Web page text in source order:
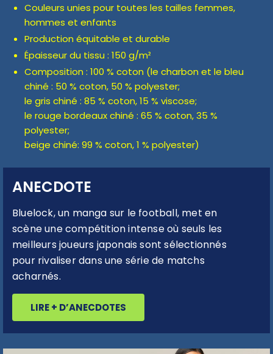
Couleurs unies pour toutes les tailles femmes,
hommes et enfants
Production équitable et durable
Épaisseur du tissu : 150 g/m²
Composition : 100 % coton (le charbon et le bleu
chiné : 50 % coton, 50 % polyester;
le gris chiné : 85 % coton, 15 % viscose;
le rouge bordeaux chiné : 65 % coton, 35 %
polyester;
beige chiné: 99 % coton, 1 % polyester)
ANECDOTE
Bluelock, un manga sur le football, met en
scène une compétition intense où seuls les
meilleurs joueurs japonais sont sélectionnés
pour rivaliser dans une série de matchs
acharnés.
LIRE + D’ANECDOTES